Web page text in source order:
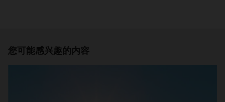
您可能感兴趣的内容